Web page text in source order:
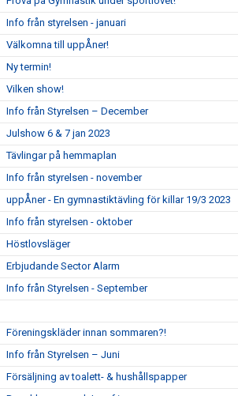
Info från styrelsen - januari
Välkomna till uppÅner!
Ny termin!
Vilken show!
Info från Styrelsen – December
Julshow 6 & 7 jan 2023
Tävlingar på hemmaplan
Info från styrelsen - november
uppÅner - En gymnastiktävling för killar 19/3 2023
Info från styrelsen - oktober
Höstlovsläger
Erbjudande Sector Alarm
Info från Styrelsen - September
Föreningskläder innan sommaren?!
Info från Styrelsen – Juni
Försäljning av toalett- & hushållspapper